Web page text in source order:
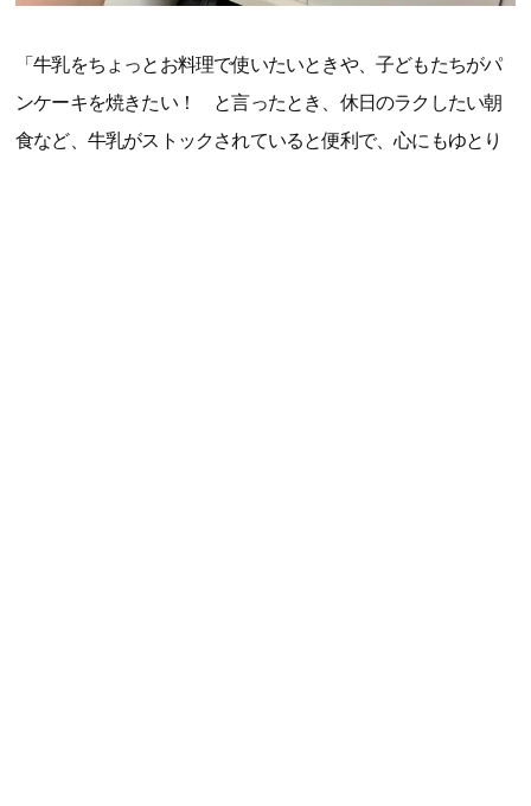
「牛乳をちょっとお料理で使いたいときや、子どもたちがパ
ンケーキを焼きたい！ と言ったとき、休日のラクしたい朝
食など、牛乳がストックされていると便利で、心にもゆとり